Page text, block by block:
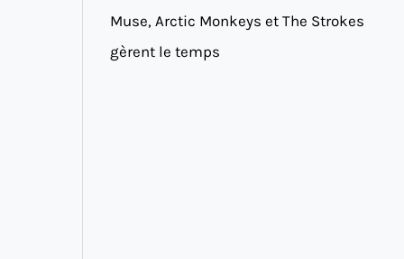
Muse, Arctic Monkeys et The Strokes
gèrent le temps